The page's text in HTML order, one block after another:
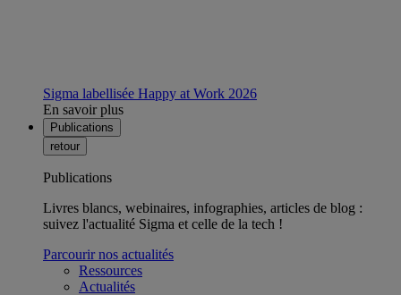
Sigma labellisée Happy at Work 2026
En savoir plus
Publications
retour
Publications
Livres blancs, webinaires, infographies, articles de blog :
suivez l'actualité Sigma et celle de la tech !
Parcourir nos actualités
Ressources
Actualités